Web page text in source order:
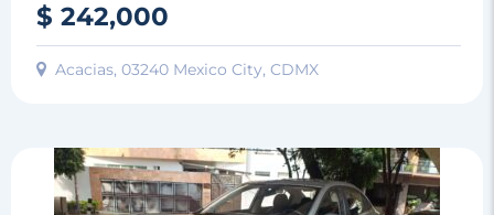
$ 242,000
Acacias, 03240 Mexico City, CDMX